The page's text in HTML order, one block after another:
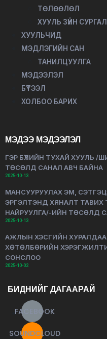
ТӨЛӨӨЛӨЛ
ХУУЛЬ ЗҮЙН
ХУУЛЬЧИД
МЭДЛЭГИЙН САН
ТАНИЛЦУУЛГА
МЭДЭЭЛЭЛ
БҮТЭЭЛ
ХОЛБОО БАРИХ
МЭДЭЭ МЭДЭЭЛЭЛ
ГЭР БҮЛИЙН ТУХАЙ ХУУЛЬ
ТӨСӨЛД САНАЛ АВЧ БАЙНА
2025-10-13
МАНСУУРУУЛАХ ЭМ,
ЭРГЭЛТЭНД ХЯНАЛТ
НАЙРУУЛГА/-ИЙН ТӨСӨЛД
2025-10-13
АЖЛЫН ХЭСГИЙН
ХӨТӨЛБӨРИЙН
СОНСЛОО
2025-10-02
БИДНИЙГ ДАГААРАЙ
FACEBOOK
SOUNDCLOUD